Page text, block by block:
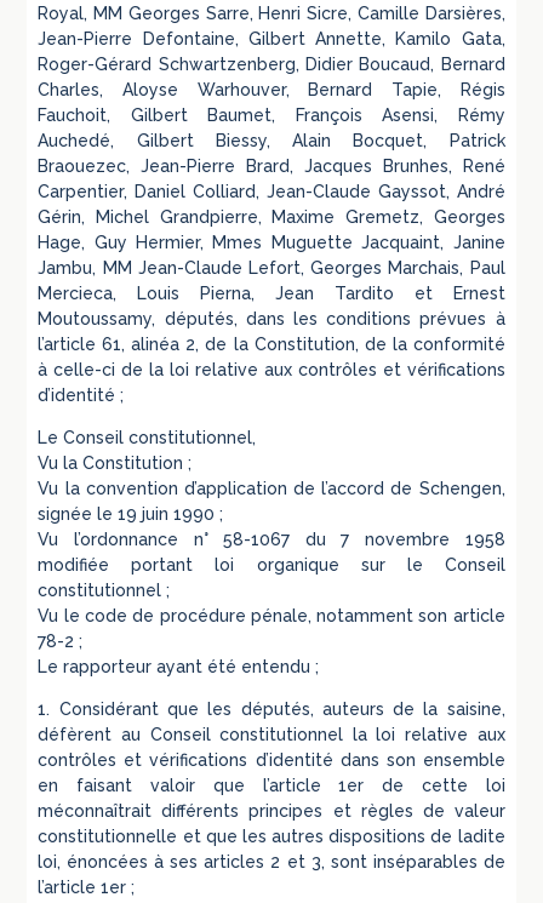
Royal, MM Georges Sarre, Henri Sicre, Camille Darsières,
Jean-Pierre Defontaine, Gilbert Annette, Kamilo Gata,
Roger-Gérard Schwartzenberg, Didier Boucaud, Bernard
Charles, Aloyse Warhouver, Bernard Tapie, Régis
Fauchoit, Gilbert Baumet, François Asensi, Rémy
Auchedé, Gilbert Biessy, Alain Bocquet, Patrick
Braouezec, Jean-Pierre Brard, Jacques Brunhes, René
Carpentier, Daniel Colliard, Jean-Claude Gayssot, André
Gérin, Michel Grandpierre, Maxime Gremetz, Georges
Hage, Guy Hermier, Mmes Muguette Jacquaint, Janine
Jambu, MM Jean-Claude Lefort, Georges Marchais, Paul
Mercieca, Louis Pierna, Jean Tardito et Ernest
Moutoussamy, députés, dans les conditions prévues à
l’article 61, alinéa 2, de la Constitution, de la conformité
à celle-ci de la loi relative aux contrôles et vérifications
d’identité ;
Le Conseil constitutionnel,
Vu la Constitution ;
Vu la convention d’application de l’accord de Schengen,
signée le 19 juin 1990 ;
Vu l’ordonnance n° 58-1067 du 7 novembre 1958
modifiée portant loi organique sur le Conseil
constitutionnel ;
Vu le code de procédure pénale, notamment son article
78-2 ;
Le rapporteur ayant été entendu ;
1. Considérant que les députés, auteurs de la saisine,
défèrent au Conseil constitutionnel la loi relative aux
contrôles et vérifications d’identité dans son ensemble
en faisant valoir que l’article 1er de cette loi
méconnaîtrait différents principes et règles de valeur
constitutionnelle et que les autres dispositions de ladite
loi, énoncées à ses articles 2 et 3, sont inséparables de
l’article 1er ;